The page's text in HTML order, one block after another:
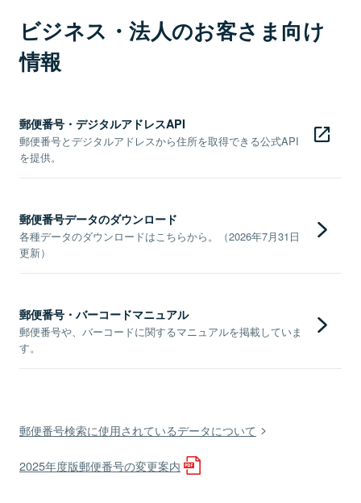
ビジネス・法人のお客さま向け
情報
郵便番号・デジタルアドレスAPI
郵便番号とデジタルアドレスから住所を取得できる公式API
を提供。
郵便番号データのダウンロード
各種データのダウンロードはこちらから。（2026年7月31日
更新）
郵便番号・バーコードマニュアル
郵便番号や、バーコードに関するマニュアルを掲載していま
す。
郵便番号検索に使用されているデータについて
2025年度版郵便番号の変更案内